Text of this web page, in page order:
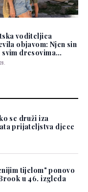
voditeljica
objavom: Njen sin
svim dresovima
Zmajeve
se druži iza
prijateljstva djece
tijelom" ponovo
u 46. izgleda